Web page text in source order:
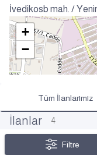
İvedikosb mah. /
+
−
Tüm İlanlarımız
İlanlar 4
Filtre